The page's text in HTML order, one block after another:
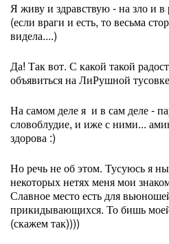
Я живу и здравствую - на зло и
(если враги и есть, то весьма
видела....)
Да! Так вот. С какой такой
объявиться на ЛиРушной
На самом деле я и в сам деле -
словоблудие, и иже с ними...
здорова :)
Но речь не об этом. Тусуюсь я
некоторых нетях меня мои
Славное место есть для
прикидывающихся. То бишь
(скажем так))))